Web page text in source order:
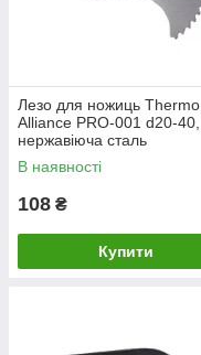
Лезо для ножиць Thermo
Alliance PRO-001 d20-40,
нержавіюча сталь
В наявності
108 ₴
Купити